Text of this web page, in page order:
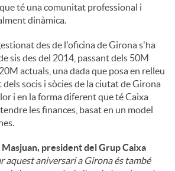
té una comunitat professional i
dinàmica.
des de l'oficina de Girona s'ha
sis des del 2014, passant dels 50M
actuals, una dada que posa en relleu
socis i sòcies de la ciutat de Girona
i en la forma diferent que té Caixa
les finances, basat en un model
Masjuan, president del Grup Caixa
aquest aniversari a Girona és també